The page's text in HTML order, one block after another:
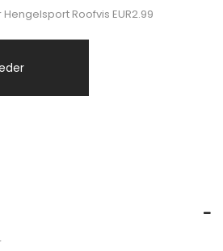
Roofvis EUR2.99